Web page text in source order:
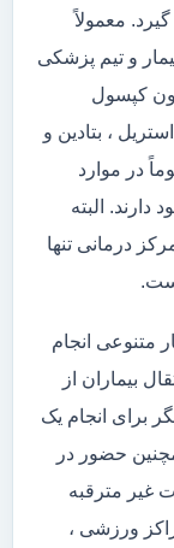
معمولاً
و تیم پزشکی
کپسول
، بتادین و
در موارد
دارند. البته
درمانی تنها
متنوعی انجام
بیماران از
برای انجام یک
حضور در
غیر مترقبه
ورزشی ،